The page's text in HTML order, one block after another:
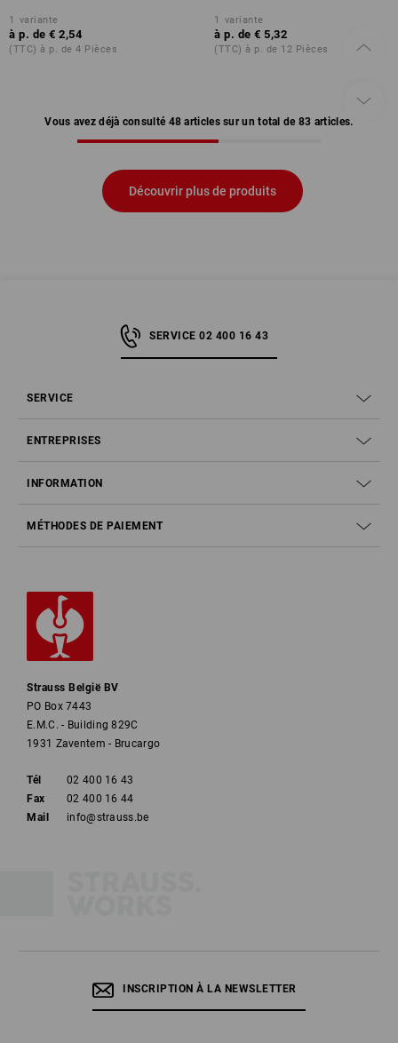
1 variante
à p. de € 2,54
(TTC) à p. de 4 Pièces
1 variante
à p. de € 5,32
(TTC) à p. de 12 Pièces
Vous avez déjà consulté 48 articles sur un total de 83 articles.
Découvrir plus de produits
SERVICE 02 400 16 43
SERVICE
ENTREPRISES
INFORMATION
MÉTHODES DE PAIEMENT
Strauss België BV
PO Box 7443
E.M.C. - Building 829C
1931 Zaventem - Brucargo
Tél
02 400 16 43
Fax
02 400 16 44
Mail
info@strauss.be
INSCRIPTION À LA NEWSLETTER